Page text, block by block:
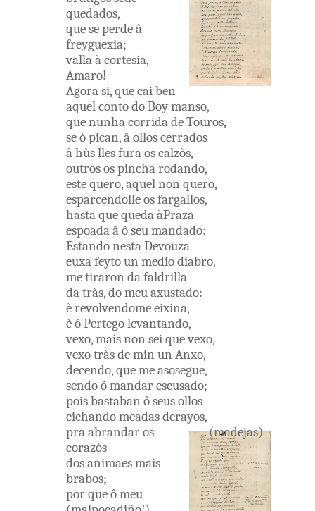
quedados,
queseperdeâ
freyguexia;
vallaàcortesia,
Amaro!
Agorasi,quecaiben
aquelcontodoBoymanso,
quenunhacorridadeTouros,
seòpican,âolloscerrados
âhùsllesfuraoscalzòs,
outrosospincharodando,
estequero,aquelnon quero,
esparcendolleosfargallos,
hastaquequedaàPraza
espoadaâ ôseumandado:
EstandonestaDevouza
euxafeytoun mediodiabro,
metiraron dafaldrilla
da tràs,domeuaxustado:
èrevolvendomeeixina,
èôPertegolevantando,
vexo,maisnon seiquevexo,
vexotràsdemin un Anxo,
decendo,quemeasosegue,
sendoômandarescusado;
poisbastaban ôseusollos
cichandomeadasderayos,
(madejas)
praabrandaros
corazòs
dosanimaesmais
brabos;
por queômeu